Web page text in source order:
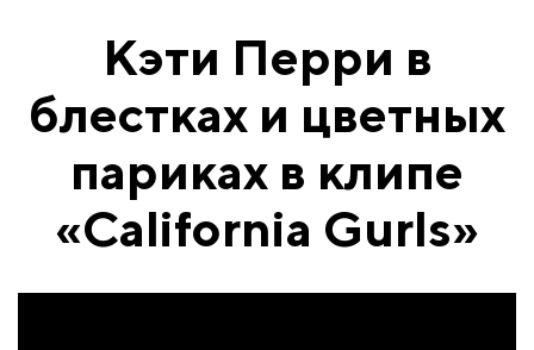
Кэти Перри в
блестках и цветных
париках в клипе
«California Gurls»